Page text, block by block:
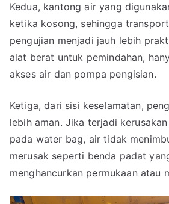
Kedua, kantong air yang
ketika kosong, sehingga
pengujian menjadi jauh lebih
alat berat untuk pemindahan,
akses air dan pompa pengisian.
Ketiga, dari sisi keselamatan,
lebih aman. Jika terjadi
pada water bag, air tidak
merusak seperti benda padat
menghancurkan permukaan atau